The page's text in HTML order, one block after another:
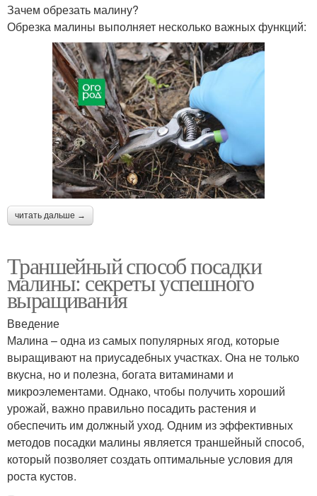
Зачем обрезать малину?
Обрезка малины выполняет несколько важных функций:
читать дальше →
Траншейный способ посадки
малины: секреты успешного
выращивания
Введение
Малина – одна из самых популярных ягод, которые
выращивают на приусадебных участках. Она не только
вкусна, но и полезна, богата витаминами и
микроэлементами. Однако, чтобы получить хороший
урожай, важно правильно посадить растения и
обеспечить им должный уход. Одним из эффективных
методов посадки малины является траншейный способ,
который позволяет создать оптимальные условия для
роста кустов.